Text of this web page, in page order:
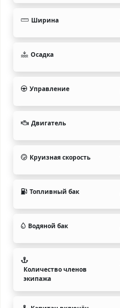
Ширина
Осадка
Управление
Двигатель
Круизная скорость
Топливный бак
Водяной бак
Количество членов
экипажа